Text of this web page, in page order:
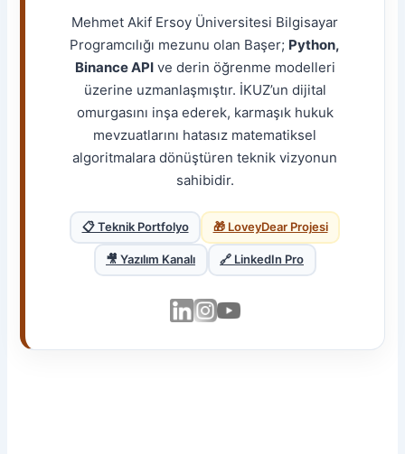
Mehmet Akif Ersoy Üniversitesi Bilgisayar
Programcılığı mezunu olan Başer; Python,
Binance APIve derin öğrenme modelleri
üzerine uzmanlaşmıştır. İKUZ’un dijital
omurgasını inşa ederek, karmaşık hukuk
mevzuatlarını hatasız matematiksel
algoritmalara dönüştüren teknik vizyonun
sahibidir.
📋 Teknik Portfolyo 🎁 LoveyDear Projesi
🎥 Yazılım Kanalı 🔗 LinkedIn Pro